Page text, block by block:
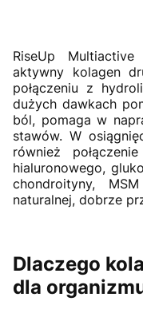
RiseUp
aktywny kolagen
połączeniu z
dużych dawkach
ból, pomaga w
stawów. W
również
hialuronowego,
chondroityny,
naturalnej, dobrze
Dlaczego
dla